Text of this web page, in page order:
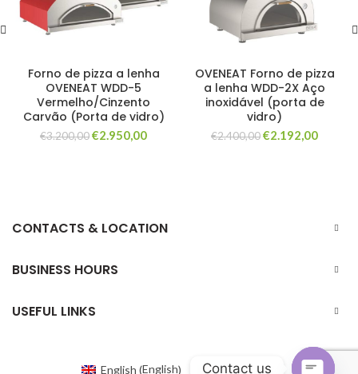
Forno de pizza a lenha
OVENEAT WDD-5
Vermelho/Cinzento
Carvão (Porta de vidro)
€3.200,00O
€2.950,00O
OVENEAT Forno de pizza
a lenha WDD-2X Aço
inoxidável (porta de
vidro)
€2.400,00O
€2.192,00O
CONTACTS & LOCATION
BUSINESS HOURS
USEFUL LINKS
English (English) Portuguese
Contact us